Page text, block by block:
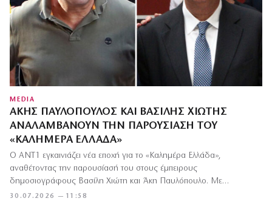
MEDIA
ΆΚΗΣ ΠΑΥΛΌΠΟΥΛΟΣ ΚΑΙ ΒΑΣΊΛΗΣ ΧΙΏΤΗΣ
ΑΝΑΛΑΜΒΆΝΟΥΝ ΤΗΝ ΠΑΡΟΥΣΊΑΣΗ ΤΟΥ
«ΚΑΛΗΜΈΡΑ ΕΛΛΆΔΑ»
30.07.2026 — 11:58
Ο ΑΝΤ1 εγκαινιάζει νέα εποχή για το «Καλημέρα Ελλάδα»,
αναθέτοντας την παρουσίασή του στους έμπειρους
δημοσιογράφους Βασίλη Χιώτη και Άκη Παυλόπουλο. Με…